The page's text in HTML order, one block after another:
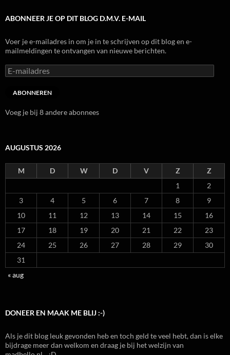
ABONNEER JE OP DIT BLOG D.M.V. E-MAIL
Voer je e-mailadres in om je in te schrijven op dit blog en e-
mailmeldingen te ontvangen van nieuwe berichten.
E-
mailadres
ABONNEREN
Voeg je bij 8 andere abonnees
AUGUSTUS 2026
M D W D V Z
Z
1
2
3
4 5 6 7 8
9
10
11 12 13 14 15
16
17
18 19 20 21 22
23
24
25 26 27 28 29
30
31
« aug
DONEER EN MAAK ME BLIJ :-)
Als je dit blog leuk gevonden heb en toch geld te veel hebt, dan is elke
bijdrage meer dan welkom en draag je bij het welzijn van